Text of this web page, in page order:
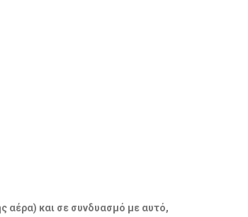
αέρα) και σε συνδυασμό με αυτό,